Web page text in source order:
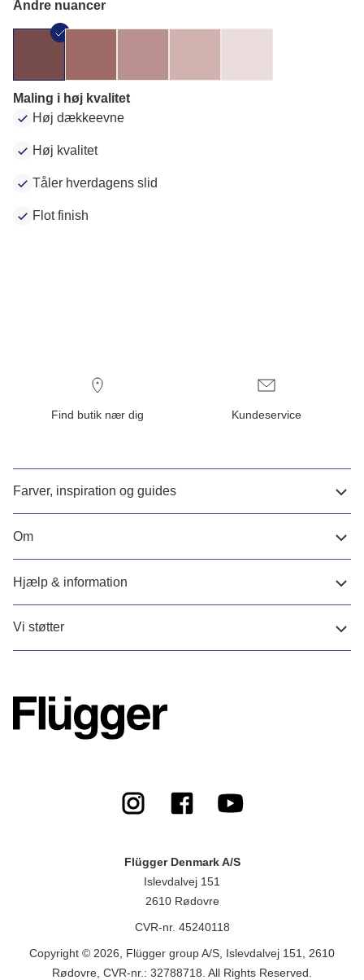
Andre nuancer
Maling i høj kvalitet
Høj dækkeevne
Høj kvalitet
Tåler hverdagens slid
Flot finish
Find butik nær dig Kundeservice
Farver, inspiration og guides
Om
Hjælp & information
Vi støtter
Flügger Denmark A/S
Islevdalvej 151
2610 Rødovre
CVR-nr. 45240118
Copyright © 2026, Flügger group A/S, Islevdalvej 151, 2610
Rødovre, CVR-nr.: 32788718. All Rights Reserved.